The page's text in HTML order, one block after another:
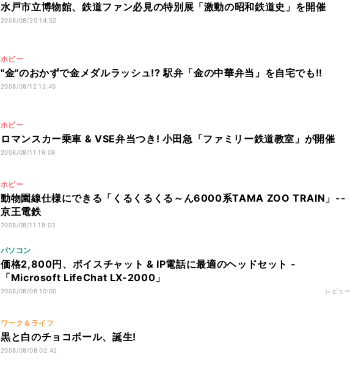
水戸市立博物館、鉄道ファン必見の特別展「激動の昭和鉄道史」を開催
2008/08/20 14:52
ホビー
"金"のおかずで金メダルラッシュ!? 駅弁「金の中華弁当」を自宅でも!!
2008/08/12 15:45
ホビー
ロマンスカー乗車 & VSE弁当つき! 小田急「ファミリー鉄道教室」が開催
2008/08/11 19:08
ホビー
動物園線仕様にできる「くるくるくる～ん6000系TAMA ZOO TRAIN」--
京王電鉄
2008/08/11 18:03
パソコン
価格2,800円、ボイスチャット & IP電話に最適のヘッドセット -
「Microsoft LifeChat LX-2000」
2008/08/08 10:00 レビュー
ワーク＆ライフ
黒と白のチョコボール、誕生!
2008/08/08 02:42